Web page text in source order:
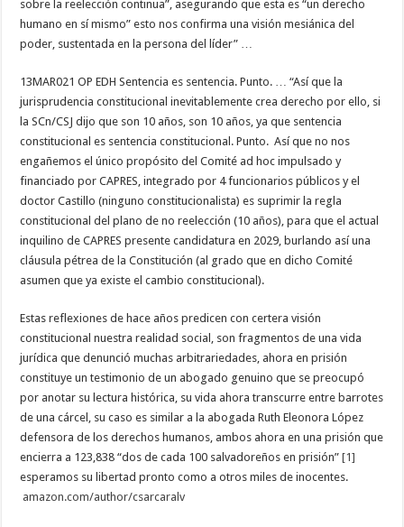
sobre la reelección continua”, asegurando que esta es “un derecho
humano en sí mismo” esto nos confirma una visión mesiánica del
poder, sustentada en la persona del líder” …
13MAR021 OP EDH Sentencia es sentencia. Punto. … “Así que la
jurisprudencia constitucional inevitablemente crea derecho por ello, si
la SCn/CSJ dijo que son 10 años, son 10 años, ya que sentencia
constitucional es sentencia constitucional. Punto. Así que no nos
engañemos el único propósito del Comité ad hoc impulsado y
financiado por CAPRES, integrado por 4 funcionarios públicos y el
doctor Castillo (ninguno constitucionalista) es suprimir la regla
constitucional del plano de no reelección (10 años), para que el actual
inquilino de CAPRES presente candidatura en 2029, burlando así una
cláusula pétrea de la Constitución (al grado que en dicho Comité
asumen que ya existe el cambio constitucional).
Estas reflexiones de hace años predicen con certera visión
constitucional nuestra realidad social, son fragmentos de una vida
jurídica que denunció muchas arbitrariedades, ahora en prisión
constituye un testimonio de un abogado genuino que se preocupó
por anotar su lectura histórica, su vida ahora transcurre entre barrotes
de una cárcel, su caso es similar a la abogada Ruth Eleonora López
defensora de los derechos humanos, ambos ahora en una prisión que
encierra a 123,838 “dos de cada 100 salvadoreños en prisión”[1]
esperamos su libertad pronto como a otros miles de inocentes.
amazon.com/author/csarcaralv